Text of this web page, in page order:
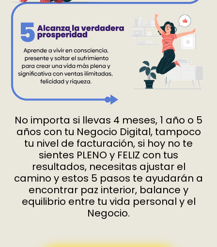
No importa si llevas 4 meses, 1 año o 5
años con tu Negocio Digital, tampoco
tu nivel de facturación, si hoy no te
sientes PLENO y FELIZ con tus
resultados, necesitas ajustar el
camino y estos 5 pasos te ayudarán a
encontrar paz interior, balance y
equilibrio entre tu vida personal y el
Negocio.